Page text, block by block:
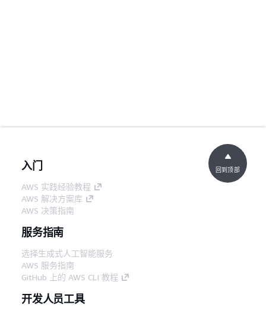
入门
AWS 实践经验教程
AWS 解决方案库
AWS 决策指南
服务指南
选择生成式人工智能服务
AWS 服务指南
GitHub 上的 AWS CLI 教程
开发人员工具
回到顶部